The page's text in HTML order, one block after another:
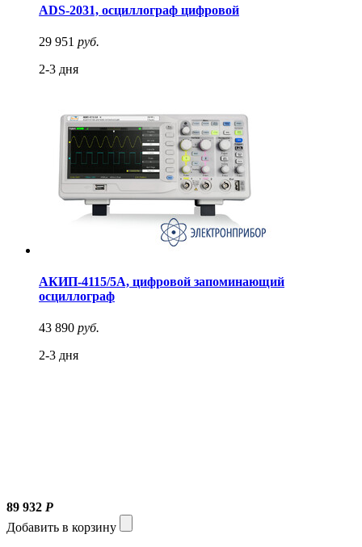
ADS-2031, осциллограф цифровой
29 951 руб.
2-3 дня
АКИП-4115/5А, цифровой запоминающий
осциллограф
43 890 руб.
2-3 дня
89 932 Р
Добавить в корзину